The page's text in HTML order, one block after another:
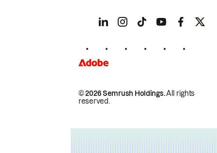
© 2026 Semrush Holdings.All rights
reserved.